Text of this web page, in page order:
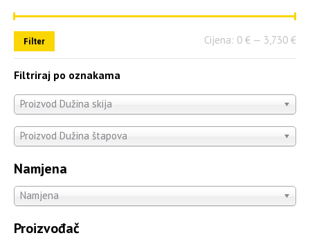
Filter Cijena: 0 € — 3,730 €
Filtriraj po oznakama
Proizvod Dužina skija
Proizvod Dužina štapova
Namjena
Namjena
Proizvođač